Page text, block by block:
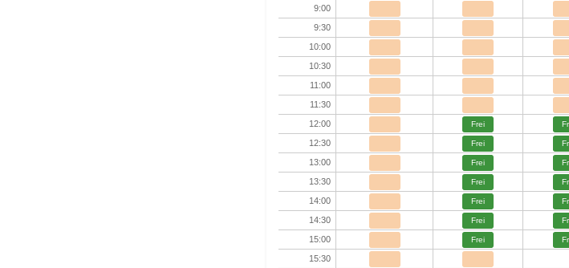
9:00
9:30
10:00
10:30
11:00
11:30
12:00
Frei
12:30 Frei
13:00 Frei
13:30 Frei
14:00 Frei
14:30 Frei
15:00 Frei
15:30